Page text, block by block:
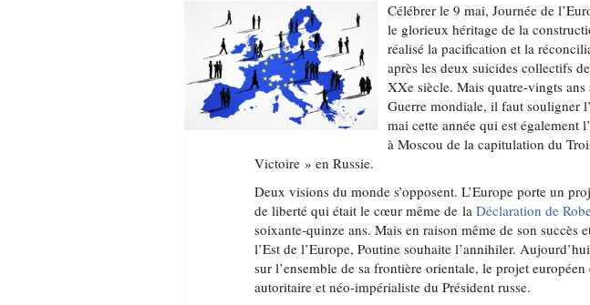
Célébrer le 9 mai, Journée de
le glorieux héritage de la
réalisé la pacification et la
après les deux suicides collectifs
XXe siècle. Mais quatre-vingts ans
Guerre mondiale, il faut souligner
mai cette année qui est également
à Moscou de la capitulation du
Victoire » en Russie.
Deux visions du monde s’opposent. L’Europe porte un
de liberté qui était le cœur même de laDéclaration de
soixante-quinze ans. Mais en raison même de son succès
l’Est de l’Europe, Poutine souhaite l’annihiler.
sur l’ensemble de sa frontière orientale, le projet
autoritaire et néo-impérialiste du Président russe.